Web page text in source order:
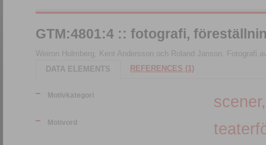
GTM:4801:4 :: fotografi,
Weiron Holmberg, Kent Andersson och Roland Janson. Fotografi
DATA ELEMENTS
REFERENCES (1)
Motivkategori
Motivord